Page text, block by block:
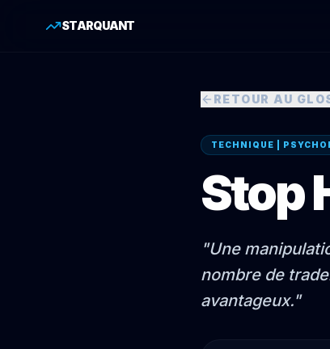
STARQUANT
RETOUR AU
TECHNIQUE |
Stop
"Une
nombre de
avantageux."